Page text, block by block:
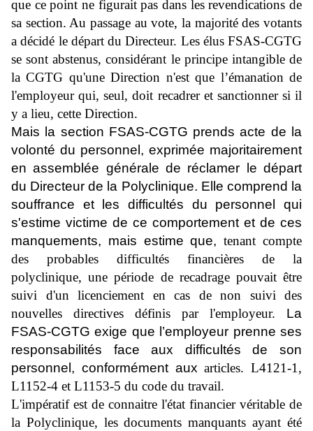
que ce point ne figurait pas dans les revendications de
sa section. Au passage au vote, la majorité des votants
a décidé le départ du Directeur. Les élus FSAS-CGTG
se sont abstenus, considérant le principe intangible de
la CGTG qu'une Direction n'est que l’émanation de
l'employeur qui, seul, doit recadrer et sanctionner si il
y a lieu, cette Direction.
Mais la section FSAS-CGTG prends acte de la
volonté du personnel, exprimée majoritairement
en assemblée générale de réclamer le départ
du Directeur de la Polyclinique. Elle comprend la
souffrance et les difficultés du personnel qui
s'estime victime de ce comportement et de ces
manquements, mais estime que, tenant compte
des probables difficultés financières de la
polyclinique, une période de recadrage pouvait être
suivi d'un licenciement en cas de non suivi des
nouvelles directives définis par l'employeur. La
FSAS-CGTG exige que l’employeur prenne ses
responsabilités face aux difficultés de son
personnel, conformément auxarticles. L4121-1,
L1152-4 et L1153-5 du code du travail.
L'impératif est de connaitre l'état financier véritable de
la Polyclinique, les documents manquants ayant été